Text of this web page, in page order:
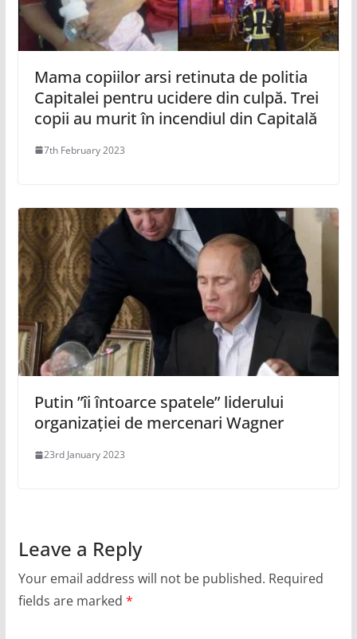
Mama copiilor arsi retinuta de politia
Capitalei pentru ucidere din culpă. Trei
copii au murit în incendiul din Capitală
7th February 2023
Putin ”îi întoarce spatele” liderului
organizației de mercenari Wagner
23rd January 2023
Leave a Reply
Your email address will not be published. Required
fields are marked *